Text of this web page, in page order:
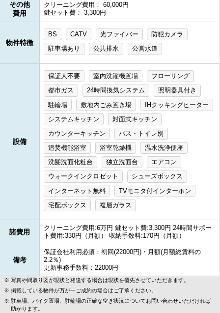
その他
費用
クリーニング費用： 60,000円
鍵セット費： 3,300円
物件特徴
BS CATV 光ファイバー
防犯カメラ
駐車場あり
公共排水 公営水道
設備
保証人不要 室内洗濯機置場
フローリング
都市ガス
24時間換気システム
照明器具付き
駐輪場
敷地内ごみ置き場
IHクッキングヒーター
システムキッチン
対面式キッチン
カウンターキッチン
バス・トイレ別
追焚機能浴室
浴室乾燥機
温水洗浄便座
洗髪洗面化粧台
独立洗面台
エアコン
ウォークインクロゼット
シューズボックス
インターネット無料
TVモニタ付インターホン
宅配ボックス
複層ガラス
諸費用
クリーニング費用:6万円 鍵セット費:3,300円 24時間サポー
ト費用:330円（月額） 収納手数料:170円（月額）
備考
保証会社利用必須：初回(22000円)・月額(月額総賃料の
2.2％)
更新事務手数料：22000円
写真や間取り図が現状と相違する場合は現状を優先させていただきます。
掲載している物件が万が一ご成約の場合はご了承ください。
駐車場、バイク置場、駐輪場の正確な空き状況についてお問い合わせいただければ
助かります。